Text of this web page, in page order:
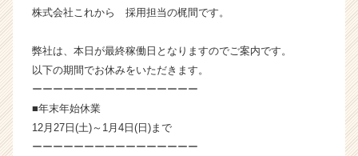
長
業
か
ら
カ
ウ
株式会社これから 採用担当の梶間です。
弊社は、本日が最終稼働日となりますのでご案内です。
以下の期間でお休みをいただきます。
ーーーーーーーーーーーーーーーー
■年末年始休業
12月27日(土)～1月4日(日)まで
ーーーーーーーーーーーーーーーー